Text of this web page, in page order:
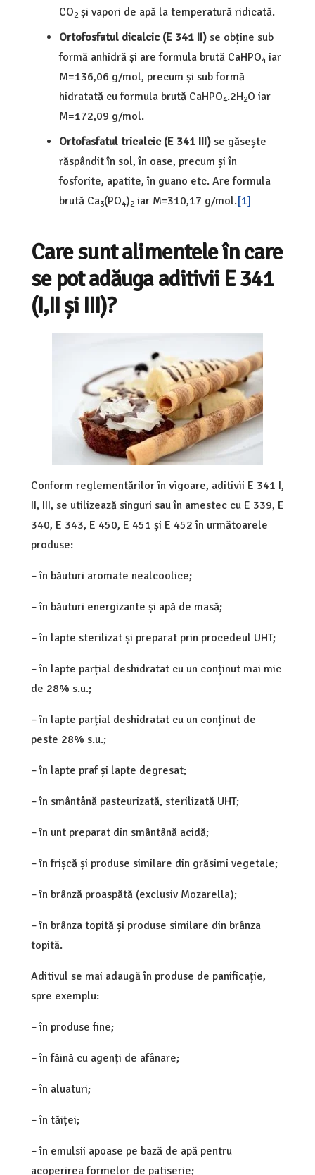
CO2 și vapori de apă la temperatură ridicată.
Ortofosfatul dicalcic (E 341 II) se obține sub
formă anhidră și are formula brută CaHPO4 iar
M=136,06 g/mol, precum și sub formă
hidratată cu formula brută CaHPO4.2H2O iar
M=172,09 g/mol.
Ortofasfatul tricalcic (E 341 III) se găsește
răspândit în sol, în oase, precum și în
fosforite, apatite, în guano etc. Are formula
brută Ca3(PO4)2 iar M=310,17 g/mol.[1]
Care sunt alimentele în care
se pot adăuga aditivii E 341
(I,II și III)?
Conform reglementărilor în vigoare, aditivii E 341 I,
II, III, se utilizează singuri sau în amestec cu E 339, E
340, E 343, E 450, E 451 și E 452 în următoarele
produse:
– în băuturi aromate nealcoolice;
– în băuturi energizante și apă de masă;
– în lapte sterilizat și preparat prin procedeul UHT;
– în lapte parțial deshidratat cu un conținut mai mic
de 28% s.u.;
– în lapte parțial deshidratat cu un conținut de
peste 28% s.u.;
– în lapte praf și lapte degresat;
– în smântână pasteurizată, sterilizată UHT;
– în unt preparat din smântână acidă;
– în frișcă și produse similare din grăsimi vegetale;
– în brânză proaspătă (exclusiv Mozarella);
– în brânza topită și produse similare din brânza
topită.
Aditivul se mai adaugă în produse de panificație,
spre exemplu:
– în produse fine;
– în făină cu agenți de afânare;
– în aluaturi;
– în tăiței;
– în emulsii apoase pe bază de apă pentru
acoperirea formelor de patiserie;